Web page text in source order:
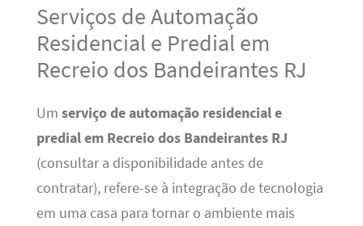
Serviços de Automação
Residencial e Predial em
Recreio dos Bandeirantes RJ
Um serviço de automação residencial e
predial em Recreio dos Bandeirantes RJ
(consultar a disponibilidade antes de
contratar), refere-se à integração de tecnologia
em uma casa para tornar o ambiente mais